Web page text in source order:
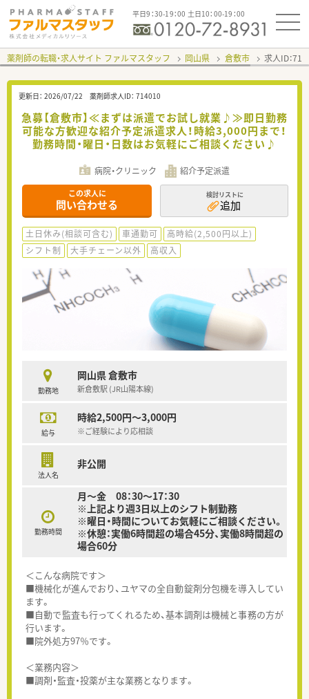
平日9：30-19：00 土日10：00-19：00
薬剤師の転職・求人サイト ファルマスタッフ 岡山県 倉敷市 求人ID：
更新日： 2026/07/22 薬剤師求人ID： 714010
急募【倉敷市】≪まずは派遣でお試し就業♪≫即日勤務
可能な方歓迎な紹介予定派遣求人！時給3,000円まで！
勤務時間・曜日・日数はお気軽にご相談ください♪
病院・クリニック 紹介予定派遣
この求人に
問い合わせる
検討リストに
追加
土日休み(相談可含む) 車通勤可
高時給(2,500円以上)
シフト制
大手チェーン以外 高収入
勤務地
岡山県 倉敷市
新倉敷駅 (JR山陽本線)
給与
時給2,500円～3,000円
※ご経験により応相談
法人名
非公開
勤務時間
月～金 08：30～17：30
※上記より週3日以上のシフト制勤務
※曜日・時間についてお気軽にご相談ください。
※休憩：実働6時間超の場合45分、実働8時間超の
場合60分
＜こんな病院です＞
■機械化が進んでおり、ユヤマの全自動錠剤分包機を導入してい
ます。
■自動で監査も行ってくれるため、基本調剤は機械と事務の方が
行います。
■院外処方97％です。
＜業務内容＞
■調剤・監査・投薬が主な業務となります。